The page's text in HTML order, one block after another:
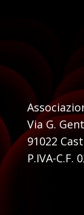
Via G.
91022
P.IVA-C.F.